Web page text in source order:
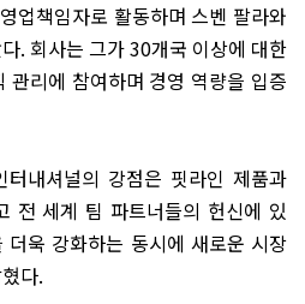
업책임자로 활동하며 스벤 팔라와
. 회사는 그가30개국 이상에 대한
관리에 참여하며 경영 역량을 입증
터내셔널의 강점은 핏라인 제품과
전 세계 팀 파트너들의 헌신에 있
더욱 강화하는 동시에 새로운 시장
다.